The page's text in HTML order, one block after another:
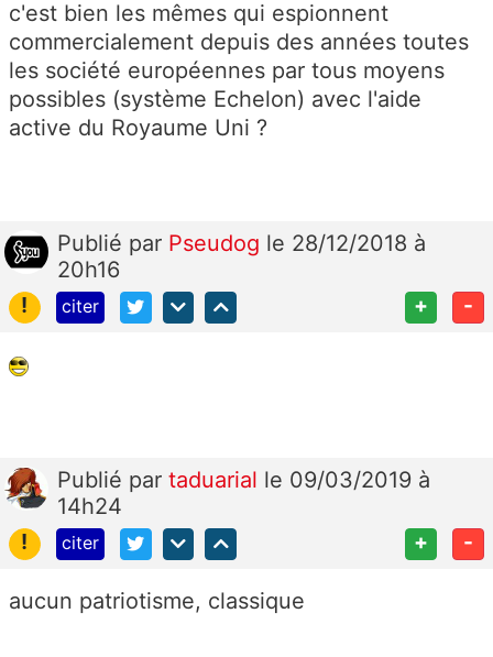
c'est bien les mêmes qui espionnent
commercialement depuis des années toutes
les société européennes par tous moyens
possibles (système Echelon) avec l'aide
active du Royaume Uni ?
Publié par Pseudog le 28/12/2018 à
20h16
!
citer + -
Publié par taduarial le 09/03/2019 à
14h24
!
citer + -
aucun patriotisme, classique